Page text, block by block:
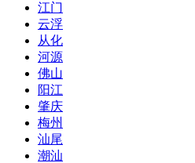
江门
云浮
从化
河源
佛山
阳江
肇庆
梅州
汕尾
潮汕